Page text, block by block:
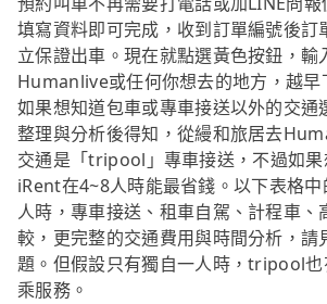
填寫資料即可完成，收到訂單編號後訂
立保證出車。現在就點選黃色按鈕，輸
Humanlive或任何你想去的地方，越早
如果想知道包車或專車接送以外的交通
整理與分析後得知，從縵和旅居去
交通是「tripool」專車接送，不過如果
iRent在4~8人時能最省錢。以下表格
人時，專車接送、租車自駕、計程車、
較，更完整的交通費用與時間分析，請
題。但假設只有獨自一人時，tripool
乘服務。